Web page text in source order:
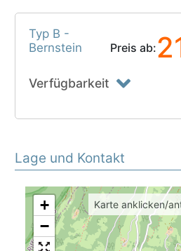
Typ B -
Bernstein
Preis ab:
Verfügbarkeit
Lage und Kontakt
+
−
Karte anklicken/